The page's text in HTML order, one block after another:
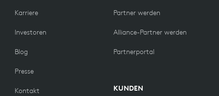
Karriere
Investoren
Blog
Presse
Kontakt
Partner werden
Alliance-Partner werden
Partnerportal
KUNDEN